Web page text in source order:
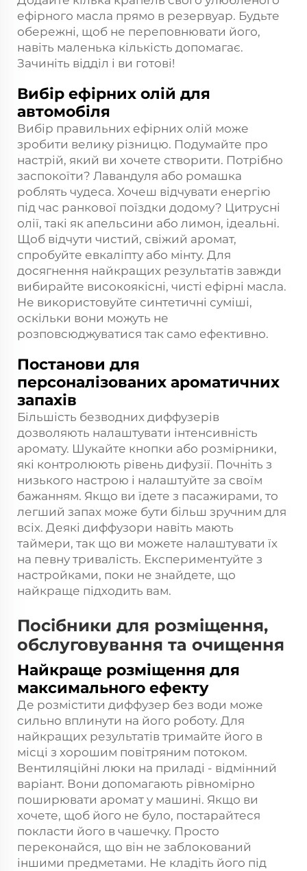
ефірного масла прямо в резервуар. Будьте
обережні, щоб не переповнювати його,
навіть маленька кількість допомагає.
Зачиніть відділ і ви готові!
Вибір ефірних олій для
автомобіля
Вибір правильних ефірних олій може
зробити велику різницю. Подумайте про
настрій, який ви хочете створити. Потрібно
заспокоїти? Лавандуля або ромашка
роблять чудеса. Хочеш відчувати енергію
під час ранкової поїздки додому? Цитрусні
олії, такі як апельсини або лимон, ідеальні.
Щоб відчути чистий, свіжий аромат,
спробуйте евкаліпту або мінту. Для
досягнення найкращих результатів завжди
вибирайте високоякісні, чисті ефірні масла.
Не використовуйте синтетичні суміші,
оскільки вони можуть не
розповсюджуватися так само ефективно.
Постанови для
персоналізованих ароматичних
запахів
Більшість безводних диффузерів
дозволяють налаштувати інтенсивність
аромату. Шукайте кнопки або розмірники,
які контролюють рівень дифузії. Почніть з
низького настрою і налаштуйте за своїм
бажанням. Якщо ви їдете з пасажирами, то
легший запах може бути більш зручним для
всіх. Деякі диффузори навіть мають
таймери, так що ви можете налаштувати їх
на певну тривалість. Експериментуйте з
настройками, поки не знайдете, що
найкраще підходить вам.
Посібники для розміщення,
обслуговування та очищення
Найкраще розміщення для
максимального ефекту
Де розмістити диффузер без води може
сильно вплинути на його роботу. Для
найкращих результатів тримайте його в
місці з хорошим повітряним потоком.
Вентиляційні люки на приладі - відмінний
варіант. Вони допомагають рівномірно
поширювати аромат у машині. Якщо ви
хочете, щоб його не було, постарайтеся
покласти його в чашечку. Просто
переконайся, що він не заблокований
іншими предметами. Не кладіть його під